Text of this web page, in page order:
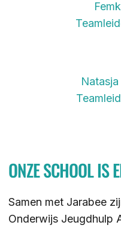
ONZE SCHOOL IS
Samen met Jarabee
Onderwijs Jeugdhulp